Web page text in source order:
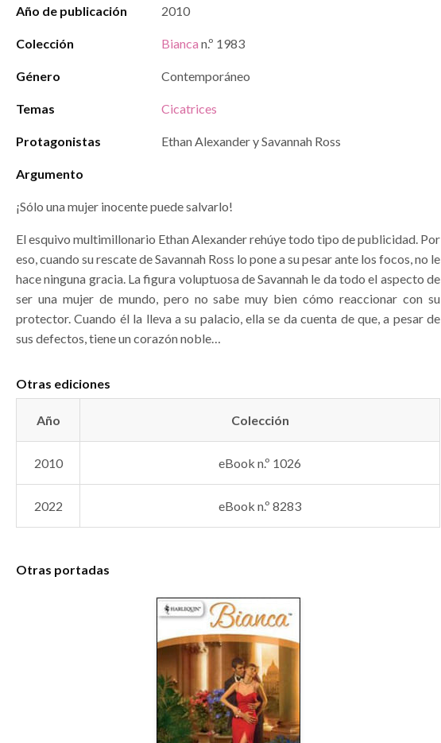
Año de publicación 2010
Colección Bianca n.º 1983
Género Contemporáneo
Temas Cicatrices
Protagonistas Ethan Alexander y Savannah Ross
Argumento
¡Sólo una mujer inocente puede salvarlo!
El esquivo multimillonario Ethan Alexander rehúye todo tipo de publicidad. Por
eso, cuando su rescate de Savannah Ross lo pone a su pesar ante los focos, no le
hace ninguna gracia. La figura voluptuosa de Savannah le da todo el aspecto de
ser una mujer de mundo, pero no sabe muy bien cómo reaccionar con su
protector. Cuando él la lleva a su palacio, ella se da cuenta de que, a pesar de
sus defectos, tiene un corazón noble…
Otras ediciones
Año Colección
2010 eBook n.º 1026
2022 eBook n.º 8283
Otras portadas